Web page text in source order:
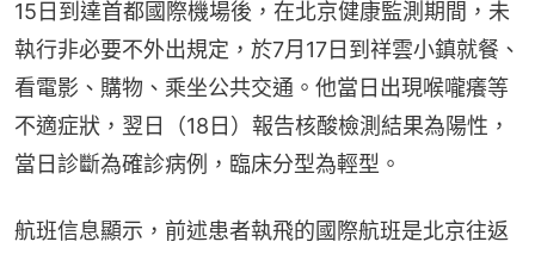
15日到達首都國際機場後，在北京健康監測期間，未
執行非必要不外出規定，於7月17日到祥雲小鎮就餐、
看電影、購物、乘坐公共交通。他當日出現喉嚨癢等
不適症狀，翌日（18日）報告核酸檢測結果為陽性，
當日診斷為確診病例，臨床分型為輕型。
航班信息顯示，前述患者執飛的國際航班是北京往返